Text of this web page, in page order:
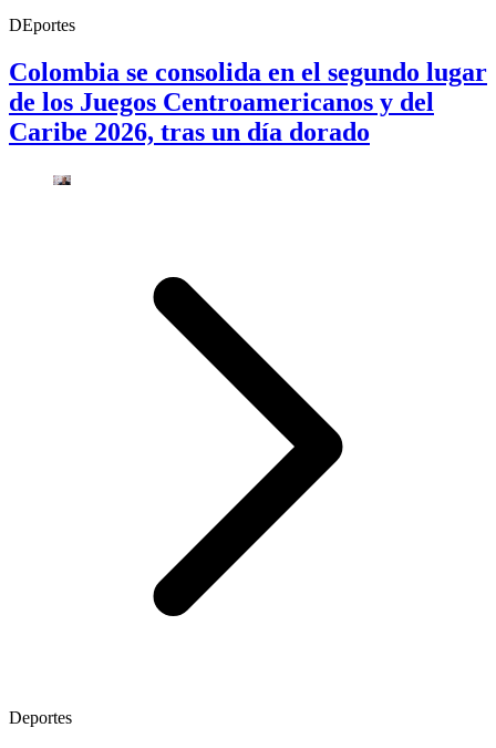
DEportes
Colombia se consolida en el segundo lugar
de los Juegos Centroamericanos y del
Caribe 2026, tras un día dorado
Deportes